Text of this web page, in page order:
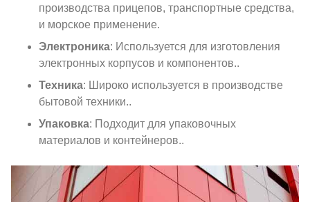
производства прицепов, транспортные средства,
и морское применение.
Электроника: Используется для изготовления
электронных корпусов и компонентов..
Техника: Широко используется в производстве
бытовой техники..
Упаковка: Подходит для упаковочных
материалов и контейнеров..